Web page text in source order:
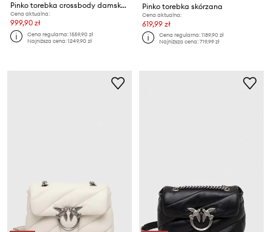
Pinko torebka crossbody damska skórzana
Cena aktualna:
999,90 zł
Cena regularna:1559,90 zł
Najniższa cena:1249,90 zł
Pinko torebka skórzana
Cena aktualna:
619,99 zł
Cena regularna:1189,90 zł
Najniższa cena:719,99 zł